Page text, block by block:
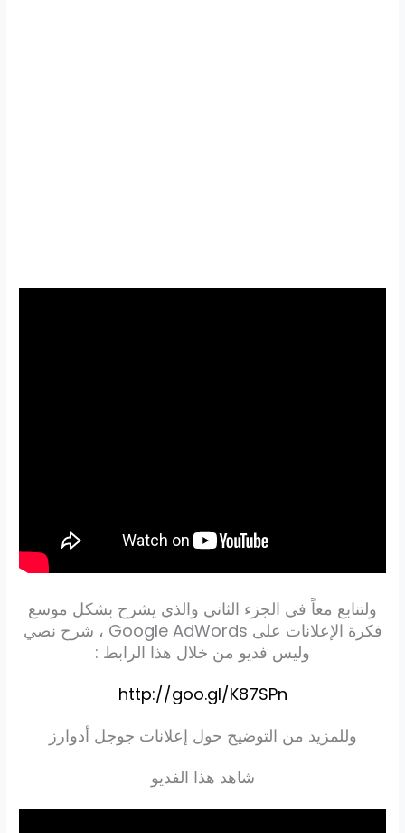
ولتنابع معاً في الجزء الثاني والذي يشرح بشكل موسع
فكرة الإعلانات على Google AdWords ، شرح نصي
وليس فديو من خلال هذا الرابط :
http://goo.gl/K87SPn
وللمزيد من التوضيح حول إعلانات جوجل أدوارز
شاهد هذا الفديو